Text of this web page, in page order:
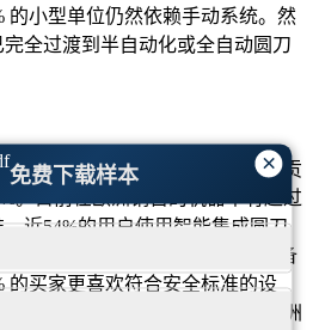
×
免费下载样本
的小型单位仍然依赖手动系统。然
全过渡到半自动化或全自动圆刀
19%。德国贡献了26%，意大利贡
。目前在欧洲销售的机器中有超过
近54%的用户使用智能集成圆刀
的机器。 37%的企业升级设备
的买家更喜欢符合安全标准的设
有多刀片兼容性。超过 70% 的欧洲